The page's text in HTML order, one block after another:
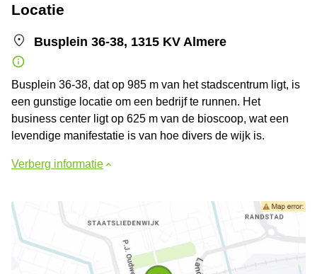
Locatie
Busplein 36-38, 1315 KV Almere
Busplein 36-38, dat op 985 m van het stadscentrum ligt, is
een gunstige locatie om een bedrijf te runnen. Het
business center ligt op 625 m van de bioscoop, wat een
levendige manifestatie is van hoe divers de wijk is.
Verberg informatie